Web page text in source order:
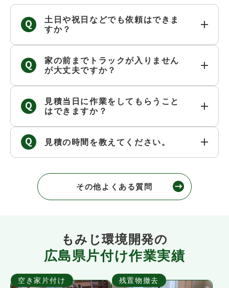
土日や祝日などでも依頼はできま
すか？
家の前までトラックが入りません
が大丈夫ですか？
見積当日に作業をしてもらうこと
はできますか？
見積の時間を教えてください。
その他よくある質問
もみじ環境開発の
広島県片付け作業実績
空き家片付け 残置物撤去